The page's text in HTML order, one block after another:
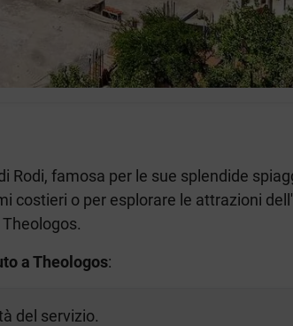
famosa per le sue splendide
costieri o per esplorare le attrazioni
a Theologos:
del servizio.